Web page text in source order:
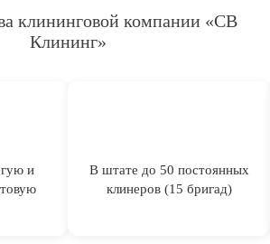
клининговой компании «СВ
Клининг»
и
В штате до 50 постоянных
клинеров (15 бригад)